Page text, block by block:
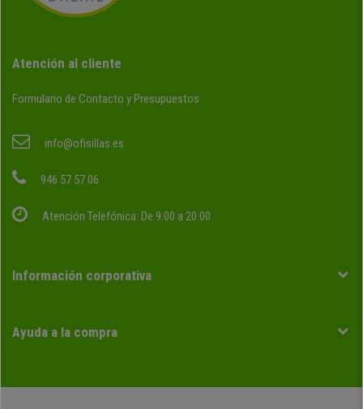
Atención al cliente
Formulario de Contacto y Presupuestos
info@ofisillas.es
946 57 57 06
Atención Telefónica: De 9:00 a 20:00
Información corporativa
Ayuda a la compra